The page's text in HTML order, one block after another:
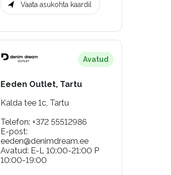
Vaata asukohta kaardil
Avatud
Eeden Outlet, Tartu
Kalda tee 1c, Tartu
Telefon: +372 55512986
E-post:
eeden@denimdream.ee
Avatud: E-L 10:00-21:00 P
10:00-19:00